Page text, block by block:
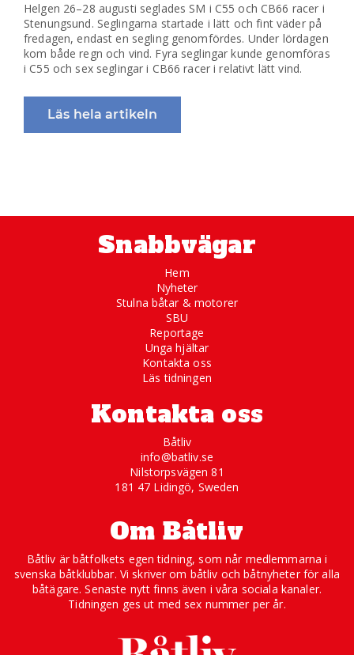
Helgen 26–28 augusti seglades SM i C55 och CB66 racer i
Stenungsund. Seglingarna startade i lätt och fint väder på
fredagen, endast en segling genomfördes. Under lördagen
kom både regn och vind. Fyra seglingar kunde genomföras
i C55 och sex seglingar i CB66 racer i relativt lätt vind.
Läs hela artikeln
Snabbvägar
Hem
Nyheter
Stulna båtar & motorer
SBU
Reportage
Unga hjältar
Kontakta oss
Läs tidningen
Kontakta oss
Båtliv
info@batliv.se
Nilstorpsvägen 81
181 47 Lidingö, Sweden
Om Båtliv
Båtliv är båtfolkets egen tidning, som når medlemmarna i
svenska båtklubbar. Vi skriver om båtliv och båtnyheter för alla
båtägare. Senaste nytt finns även i våra sociala kanaler.
Tidningen ges ut med sex nummer per år.